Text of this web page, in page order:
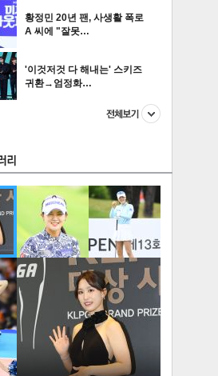
스포츠 포토
황정민 20년 팬, 사생활 폭로
A 씨에 "잘못…
'이것저것 다 해내는' 스키즈
귀환→엄정화…